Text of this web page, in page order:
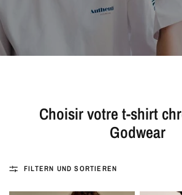
Choisir votre t-shirt
Godwear
FILTERN UND SORTIEREN